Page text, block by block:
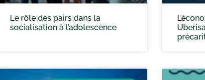
Le rôle des pairs dans la
socialisation à l’adolescence